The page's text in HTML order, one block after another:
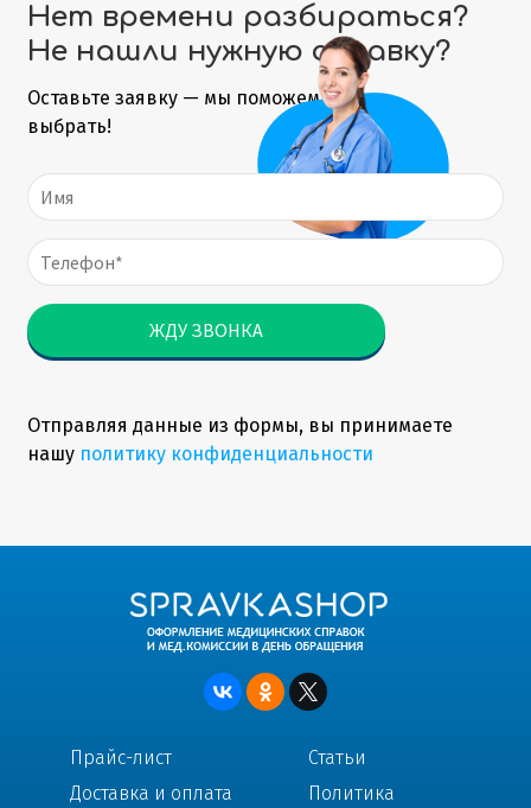
Нет времени разбираться?
Не нашли нужную справку?
Оставьте заявку — мы поможем
выбрать!
Отправляя данные из формы, вы принимаете
нашу политику конфиденциальности
Прайс-лист
Доставка и оплата
Статьи
Политика